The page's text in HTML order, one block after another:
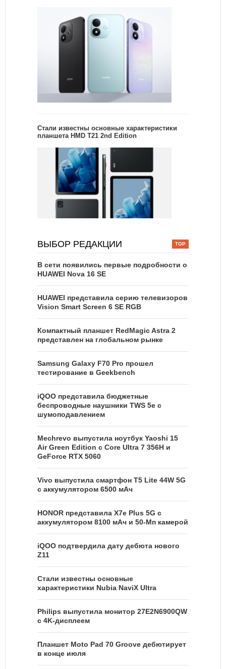
Стали известны основные характеристики
планшета HMD T21 2nd Edition
ВЫБОР РЕДАКЦИИ
В сети появились первые подробности о
HUAWEI Nova 16 SE
HUAWEI представила серию телевизоров
Vision Smart Screen 6 SE RGB
Компактный планшет RedMagic Astra 2
представлен на глобальном рынке
Samsung Galaxy F70 Pro прошел
тестирование в Geekbench
iQOO представила бюджетные
беспроводные наушники TWS 5e с
шумоподавлением
Mechrevo выпустила ноутбук Yaoshi 15
Air Green Edition с Core Ultra 7 356H и
GeForce RTX 5060
Vivo выпустила смартфон T5 Lite 44W 5G
с аккумулятором 6500 мАч
HONOR представила X7e Plus 5G с
аккумулятором 8100 мАч и 50-Мп камерой
iQOO подтвердила дату дебюта нового
Z11
Стали известны основные
характеристики Nubia NaviX Ultra
Philips выпустила монитор 27E2N6900QW
с 4K-дисплеем
Планшет Moto Pad 70 Groove дебютирует
в конце июля